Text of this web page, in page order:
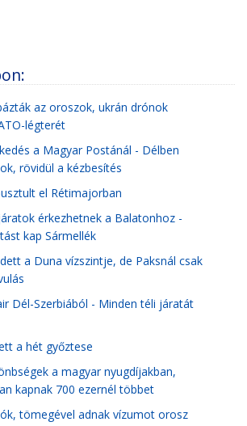
az oroszok, ukrán drónok
légterét
a Magyar Postánál - Délben
rövidül a kézbesítés
el Rétimajorban
érkezhetnek a Balatonhoz -
kap Sármellék
a Duna vízszintje, de Paksnál csak
Dél-Szerbiából - Minden téli járatát
a hét győztese
a magyar nyugdíjakban,
kapnak 700 ezernél többet
tömegével adnak vízumot orosz